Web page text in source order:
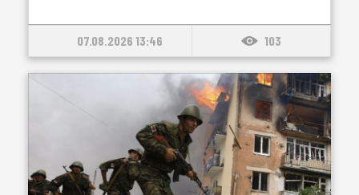
07.08.2026 13:46 103